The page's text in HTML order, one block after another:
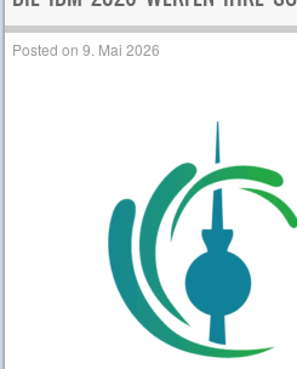
Posted on9. Mai 2026